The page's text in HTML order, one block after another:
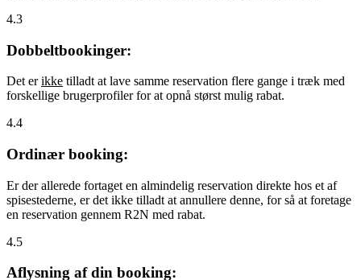
4.3
Dobbeltbookinger:
Det erikke tilladt at lave samme reservation flere gange i træk med
forskellige brugerprofiler for at opnå størst mulig rabat.
4.4
Ordinær booking:
Er der allerede fortaget en almindelig reservation direkte hos et af
spisestederne, er det ikke tilladt at annullere denne, for så at foretage
en reservation gennem R2N med rabat.
4.5
Aflysning af din booking: